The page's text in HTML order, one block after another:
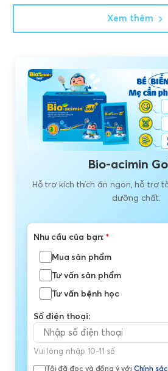
Xem thêm
Bio-acimin
Hỗ trợ kích thích ăn ngon, hỗ trợ
dưỡng chất.
Nhu cầu của bạn:*
Mua sản phẩm
Tư vấn sản phẩm
Tư vấn bệnh học
Số điện thoại:
Vui lòng nhập 10-11 số
Tôi đã đọc và đồng ý với Chính